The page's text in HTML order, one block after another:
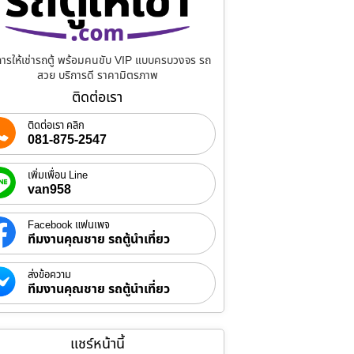
รให้เช่ารถตู้ พร้อมคนขับ VIP แบบครบวงจร รถ
สวย บริการดี ราคามิตรภาพ
ติดต่อเรา
ติดต่อเรา คลิก
081-875-2547
เพิ่มเพื่อน Line
van958
Facebook แฟนเพจ
ทีมงานคุณชาย รถตู้นำเที่ยว
ส่งข้อความ
ทีมงานคุณชาย รถตู้นำเที่ยว
แชร์หน้านี้